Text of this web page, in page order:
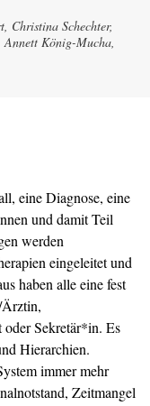
Christina Schechter,
König-Mucha,
eine Diagnose, eine
und damit Teil
werden
eingeleitet und
haben alle eine fest
Sekretär*in. Es
Hierarchien.
immer mehr
Zeitmangel